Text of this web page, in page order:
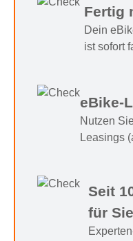
Fertig
Dein
ist sofort
eBike-
Nutzen
Leasings
Seit
für